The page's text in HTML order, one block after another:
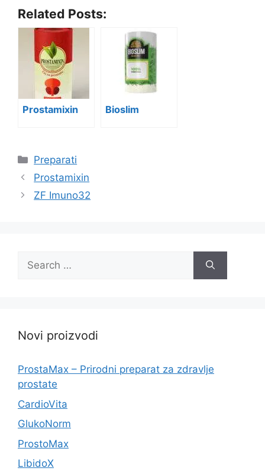
Related Posts:
Prostamixin Bioslim
Categories
Preparati
Prostamixin
ZF Imuno32
Search
for:
Novi proizvodi
ProstaMax – Prirodni preparat za zdravlje
prostate
CardioVita
GlukoNorm
ProstoMax
LibidoX